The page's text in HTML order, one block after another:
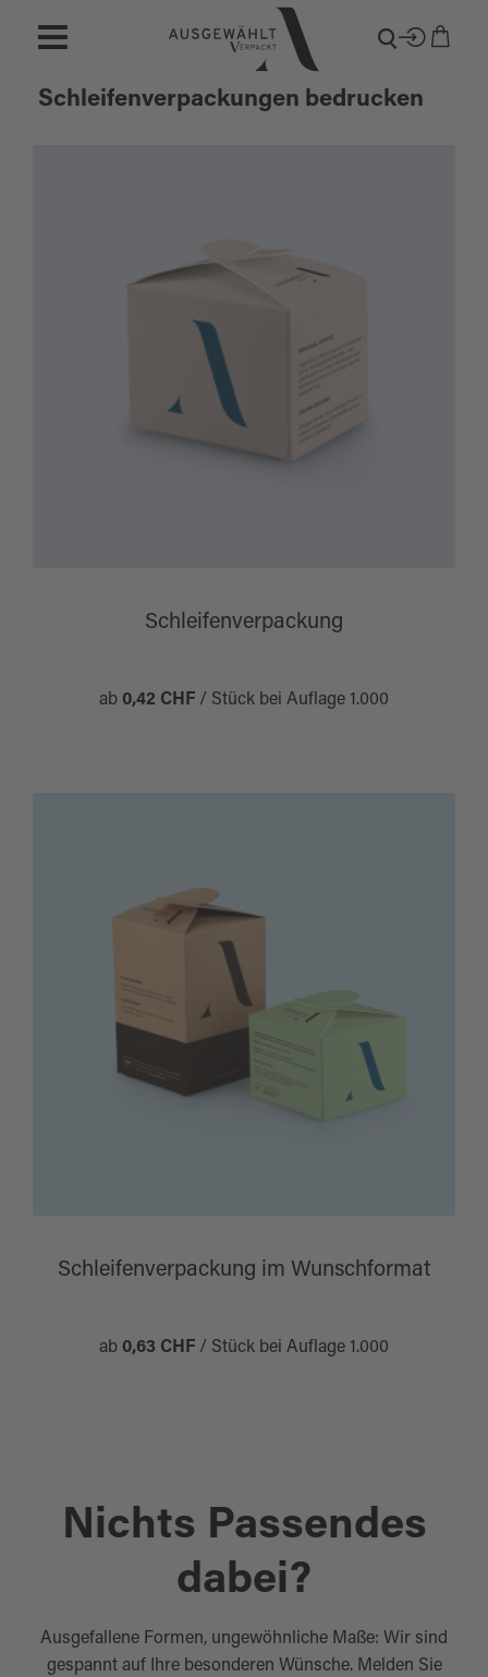
Schleifenverpackungen bedrucken
Schleifenverpackung
ab 0,42 CHF / Stück bei Auflage 1.000
Schleifenverpackung im Wunschformat
ab 0,63 CHF / Stück bei Auflage 1.000
Nichts Passendes
dabei?
Ausgefallene Formen, ungewöhnliche Maße: Wir sind
gespannt auf Ihre besonderen Wünsche. Melden Sie